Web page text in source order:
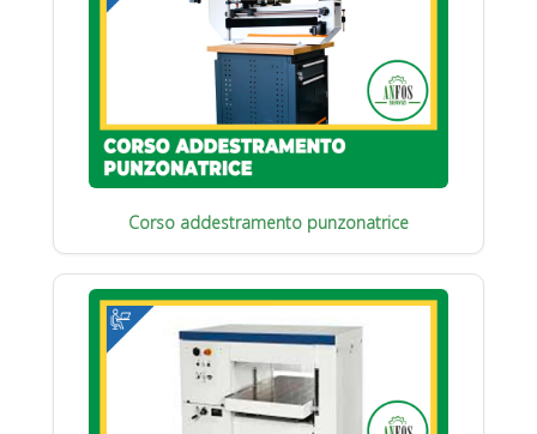
Corso addestramento punzonatrice